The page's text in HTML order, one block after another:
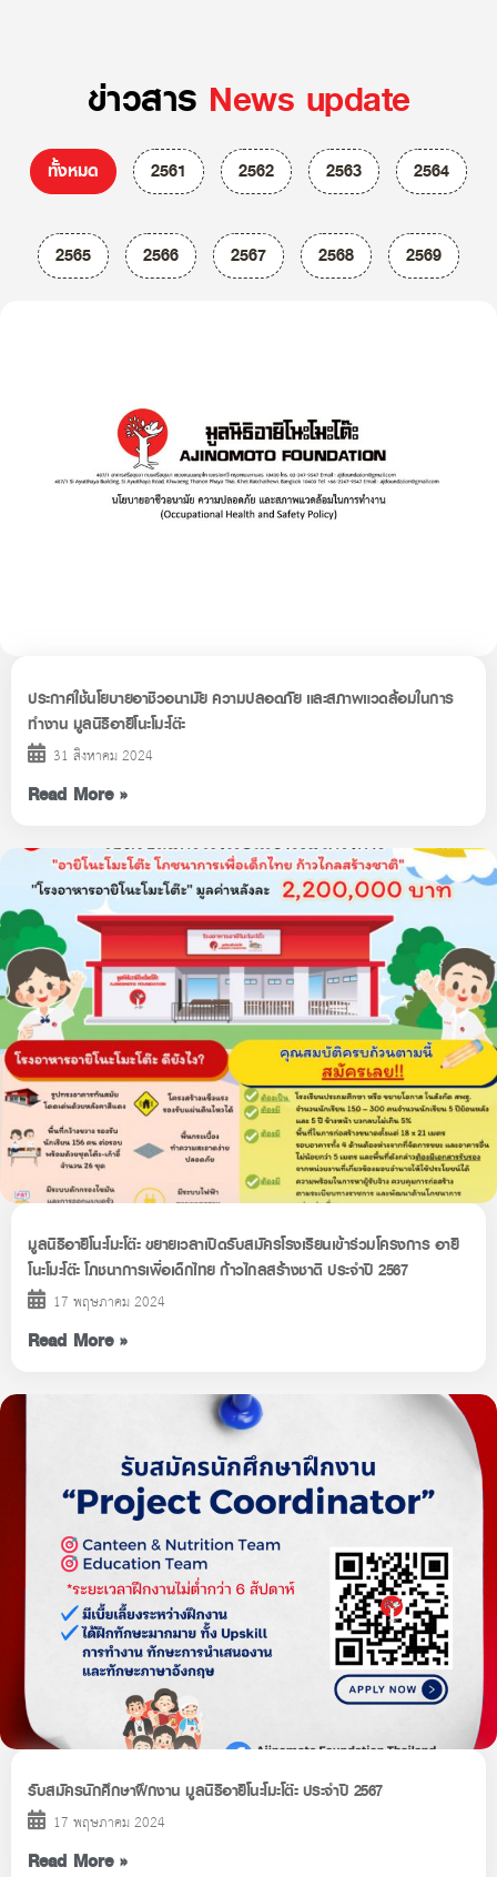
ข่าวสาร News update
ทั้งหมด 2561 2562 2563 2564
2565 2566 2567 2568 2569
ประกาศใช้นโยบายอาชีวอนามัย ความปลอดภัย และสภาพแวดล้อมในการ
ทำงาน มูลนิธิอายิโนะโมะโต๊ะ
31 สิงหาคม 2024
Read More »
มูลนิธิอายิโนะโมะโต๊ะ ขยายเวลาเปิดรับสมัครโรงเรียนเข้าร่วมโครงการ อายิ
โนะโมะโต๊ะ โภชนาการเพื่อเด็กไทย ก้าวไกลสร้างชาติ ประจำปี 2567
17 พฤษภาคม 2024
Read More »
รับสมัครนักศึกษาฝึกงาน มูลนิธิอายิโนะโมะโต๊ะ ประจำปี 2567
17 พฤษภาคม 2024
Read More »